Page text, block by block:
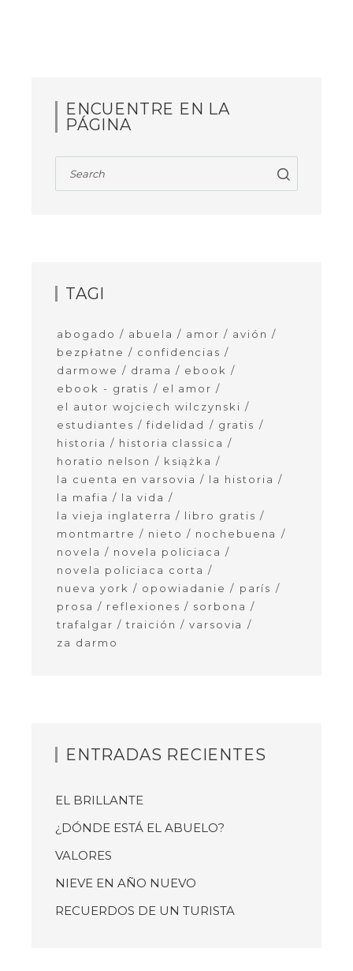
ENCUENTRE EN LA
PÁGINA
TAGI
abogado abuela amor
avión
bezpłatne
confidencias
darmowe
drama
ebook
ebook - gratis
el amor
el autor wojciech wilczynski
estudiantes
fidelidad
gratis
historia
historia classica
horatio nelson
książka
la cuenta en varsovia
la historia
la mafia
la vida
la vieja inglaterra
libro gratis
montmartre
nieto
nochebuena
novela
novela policiaca
novela policiaca corta
nueva york
opowiadanie
parís
prosa
reflexiones
sorbona
trafalgar
traición
varsovia
za darmo
ENTRADAS RECIENTES
EL BRILLANTE
¿DÓNDE ESTÁ EL ABUELO?
VALORES
NIEVE EN AÑO NUEVO
RECUERDOS DE UN TURISTA